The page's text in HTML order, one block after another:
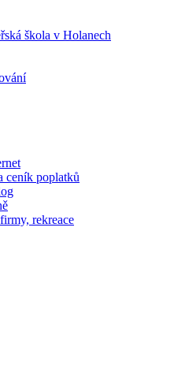
škola v Holanech
ceník poplatků
rekreace